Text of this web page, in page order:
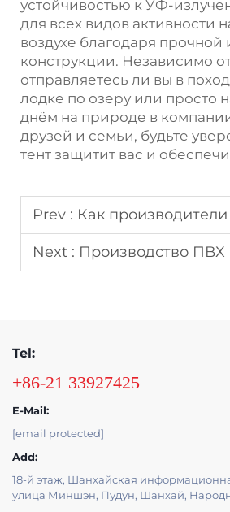
устойчивостью к УФ-
для всех видов активности
воздухе благодаря прочной
конструкции. Независимо от
отправляетесь ли вы в
лодке по озеру или просто
днём на природе в
друзей и семьи, будьте
тент защитит вас и
Prev : Как производители ПВХ брезента
Next : Производство ПВХ брезента: что
Tel:
+86-21 33927425
E-Mail:
[email protected]
Add:
18-й этаж, Шанхайская
улица Миншэн, Пудун, Шанхай,